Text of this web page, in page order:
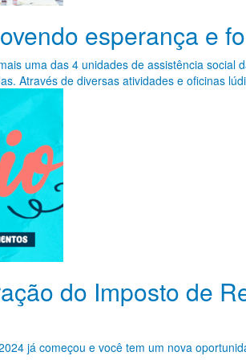
esperança e
uma das 4 unidades de assistência
Através de diversas atividades e oficinas
do Imposto de
já começou e você tem um nova